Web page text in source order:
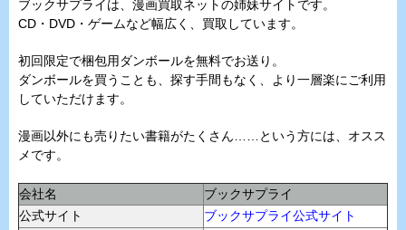
ブックサプライは、漫画買取ネットの姉妹サイトです。
CD・DVD・ゲームなど幅広く、買取しています。
初回限定で梱包用ダンボールを無料でお送り。
ダンボールを買うことも、探す手間もなく、より一層楽にご利用
していただけます。
漫画以外にも売りたい書籍がたくさん……という方には、オスス
メです。
会社名
ブックサプライ
公式サイト
ブックサプライ公式サイト